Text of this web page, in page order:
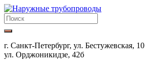
г. Санкт-Петербург, ул. Бестужевская, 10
ул. Орджоникидзе, 42б